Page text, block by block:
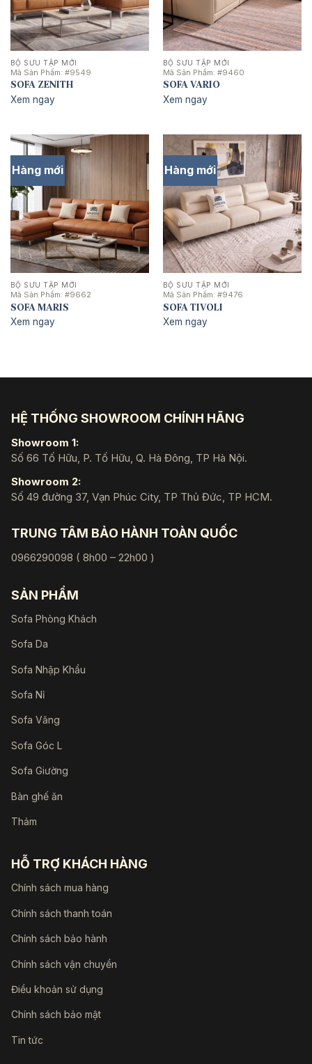
BỘ SƯU TẬP MỚI
Mã Sản Phẩm: #9549
SOFA ZENITH
Xem ngay
BỘ SƯU TẬP MỚI
Mã Sản Phẩm: #9460
SOFA VARIO
Xem ngay
Hàng mới
BỘ SƯU TẬP MỚI
Mã Sản Phẩm: #9662
SOFA MARIS
Xem ngay
Hàng mới
BỘ SƯU TẬP MỚI
Mã Sản Phẩm: #9476
SOFA TIVOLI
Xem ngay
HỆ THỐNG SHOWROOM CHÍNH HÃNG
Showroom 1:
Số 66 Tố Hữu, P. Tố Hữu, Q. Hà Đông, TP Hà Nội.
Showroom 2:
Số 49 đường 37, Vạn Phúc City, TP Thủ Đức, TP HCM.
TRUNG TÂM BẢO HÀNH TOÀN QUỐC
0966290098 ( 8h00 – 22h00 )
SẢN PHẨM
Sofa Phòng Khách
Sofa Da
Sofa Nhập Khẩu
Sofa Nỉ
Sofa Văng
Sofa Góc L
Sofa Giường
Bàn ghế ăn
Thảm
HỖ TRỢ KHÁCH HÀNG
Chính sách mua hàng
Chính sách thanh toán
Chính sách bảo hành
Chính sách vận chuyển
Điều khoản sử dụng
Chính sách bảo mật
Tin tức